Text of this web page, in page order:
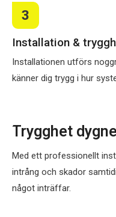
3
Installation &
Installationen utförs
känner dig trygg i hur
Trygghet
Med ett professionellt
intrång och skador
något inträffar.